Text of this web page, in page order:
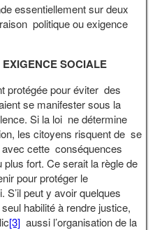
essentiellement sur deux
politique ou exigence
SOCIALE
protégée pour éviter des
se manifester sous la
Si la loi ne détermine
les citoyens risquent de se
cette conséquences
fort. Ce serait la règle de
pour protéger le
peut y avoir quelques
habilité à rendre justice,
[3] aussi l’organisation de la